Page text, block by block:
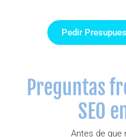
Pedir
Preguntas
SEO
Antes de que